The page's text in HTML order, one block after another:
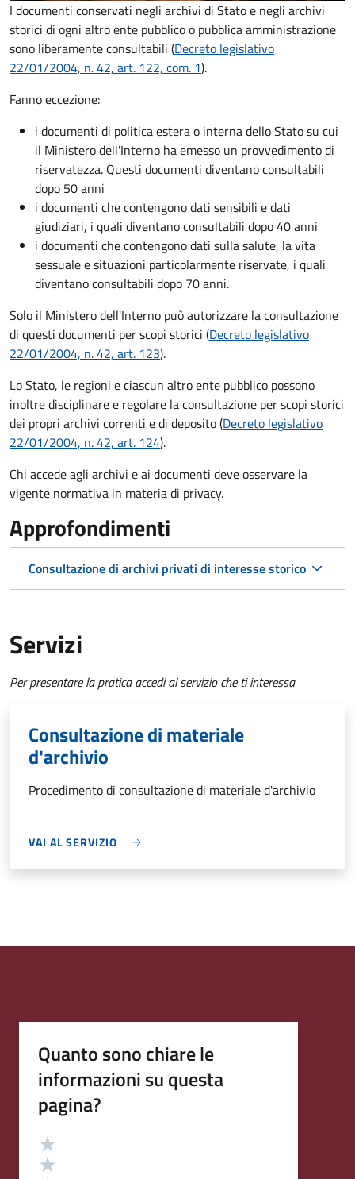
I documenti conservati negli archivi di Stato e negli archivi
storici di ogni altro ente pubblico o pubblica amministrazione
sono liberamente consultabili (Decreto legislativo
22/01/2004, n. 42, art. 122, com. 1).
Fanno eccezione:
i documenti di politica estera o interna dello Stato su cui
il Ministero dell'Interno ha emesso un provvedimento di
riservatezza. Questi documenti diventano consultabili
dopo 50 anni
i documenti che contengono dati sensibili e dati
giudiziari, i quali diventano consultabili dopo 40 anni
i documenti che contengono dati sulla salute, la vita
sessuale e situazioni particolarmente riservate, i quali
diventano consultabili dopo 70 anni.
Solo il Ministero dell'Interno può autorizzare la consultazione
di questi documenti per scopi storici (Decreto legislativo
22/01/2004, n. 42, art. 123).
Lo Stato, le regioni e ciascun altro ente pubblico possono
inoltre disciplinare e regolare la consultazione per scopi storici
dei propri archivi correnti e di deposito (Decreto legislativo
22/01/2004, n. 42, art. 124).
Chi accede agli archivi e ai documenti deve osservare la
vigente normativa in materia di privacy.
Approfondimenti
Consultazione di archivi privati di interesse storico
Servizi
Per presentare la pratica accedi al servizio che ti interessa
Consultazione di materiale
d'archivio
Procedimento di consultazione di materiale d'archivio
VAI AL SERVIZIO
Quanto sono chiare le
informazioni su questa
pagina?
Valutazione